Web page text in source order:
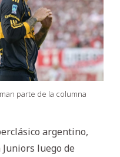
parte de la columna
argentino,
luego de